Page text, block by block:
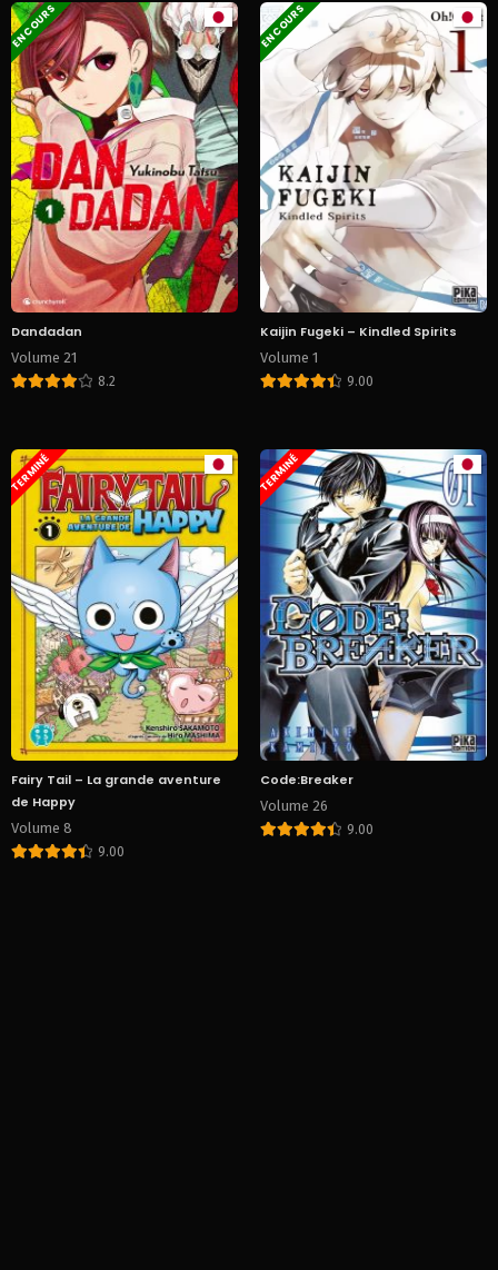
EN COURS
Dandadan
Volume 21
8.2
EN COURS
Kaijin Fugeki – Kindled Spirits
Volume 1
9.00
TERMINÉ
Fairy Tail – La grande aventure
de Happy
Volume 8
9.00
TERMINÉ
Code:Breaker
Volume 26
9.00